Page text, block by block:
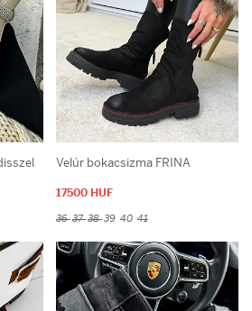
Velúr bokacsizma FRINA
17500 HUF
36373839 40 41